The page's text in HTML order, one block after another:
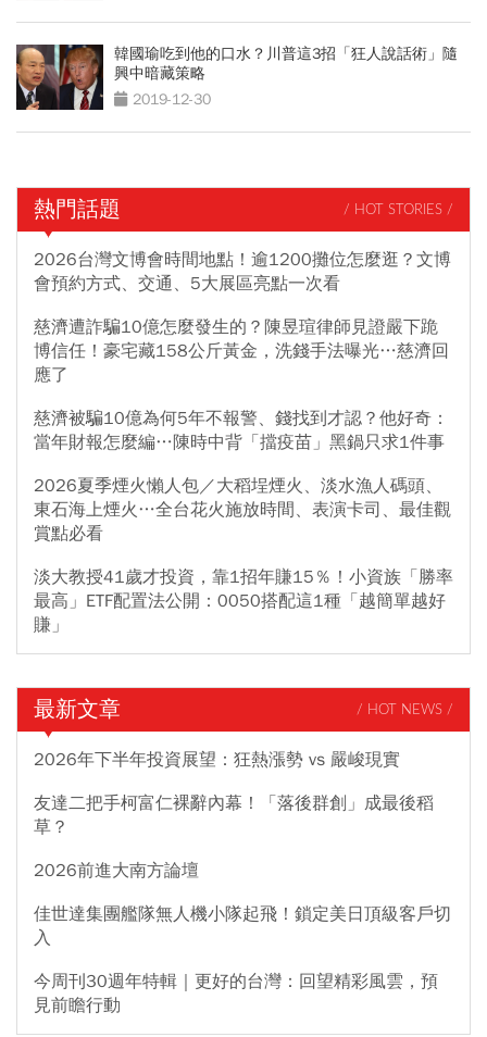
韓國瑜吃到他的口水？川普這3招「狂人說話術」隨
興中暗藏策略
2019-12-30
熱門話題 / HOT STORIES /
2026台灣文博會時間地點！逾1200攤位怎麼逛？文博
會預約方式、交通、5大展區亮點一次看
慈濟遭詐騙10億怎麼發生的？陳昱瑄律師見證嚴下跪
博信任！豪宅藏158公斤黃金，洗錢手法曝光…慈濟回
應了
慈濟被騙10億為何5年不報警、錢找到才認？他好奇：
當年財報怎麼編…陳時中背「擋疫苗」黑鍋只求1件事
2026夏季煙火懶人包／大稻埕煙火、淡水漁人碼頭、
東石海上煙火…全台花火施放時間、表演卡司、最佳觀
賞點必看
淡大教授41歲才投資，靠1招年賺15％！小資族「勝率
最高」ETF配置法公開：0050搭配這1種「越簡單越好
賺」
最新文章 / HOT NEWS /
2026年下半年投資展望：狂熱漲勢 vs 嚴峻現實
友達二把手柯富仁裸辭內幕！「落後群創」成最後稻
草？
2026前進大南方論壇
佳世達集團艦隊無人機小隊起飛！鎖定美日頂級客戶切
入
今周刊30週年特輯｜更好的台灣：回望精彩風雲，預
見前瞻行動